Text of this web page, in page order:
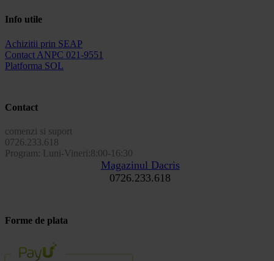
Info utile
Achizitii prin SEAP
Contact ANPC 021-9551
Platforma SOL
Contact
comenzi si suport
0726.233.618
Program: Luni-Vineri:8:00-16:30
Magazinul Dacris
0726.233.618
Forme de plata